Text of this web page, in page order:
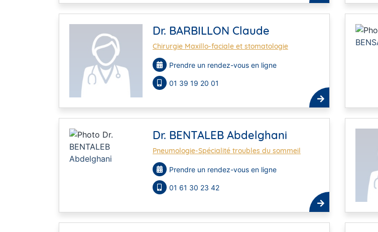
Dr. BARBILLON Claude
Chirurgie Maxillo-faciale et stomatologie
Prendre un rendez-vous en ligne
01 39 19 20 01
Dr. BENTALEB Abdelghani
Pneumologie-Spécialité troubles du sommeil
Prendre un rendez-vous en ligne
01 61 30 23 42